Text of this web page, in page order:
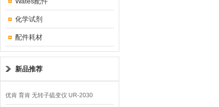
化学试剂
配件耗材
新品推荐
优肯 育肯 无转子硫变仪 UR-2030